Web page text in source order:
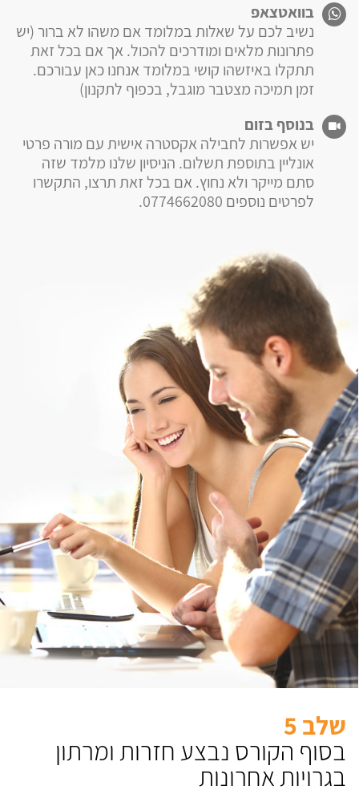
בוואטצאפ
נשיב לכם על שאלות במלומד אם משהו לא ברור (יש
פתרונות מלאים ומודרכים להכול. אך אם בכל זאת
תתקלו באיזשהו קושי במלומד אנחנו כאן עבורכם.
זמן תמיכה מצטבר מוגבל, בכפוף לתקנון)
בנוסף בזום
יש אפשרות לחבילה אקסטרה אישית עם מורה פרטי
אונליין בתוספת תשלום. הניסיון שלנו מלמד שזה
סתם מייקר ולא נחוץ. אם בכל זאת תרצו, התקשרו
לפרטים נוספים 0774662080.
שלב 5
בסוף הקורס נבצע חזרות ומרתון
בגרויות אחרונות